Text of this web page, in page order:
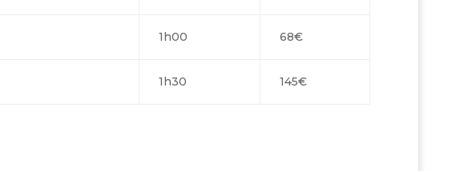
1h00 68€
1h30 145€